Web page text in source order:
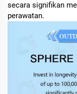
secara signifikan
perawatan.